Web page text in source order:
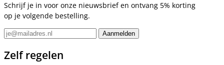
Schrijf je in voor onze nieuwsbrief en ontvang 5% korting
op je volgende bestelling.
Zelf regelen